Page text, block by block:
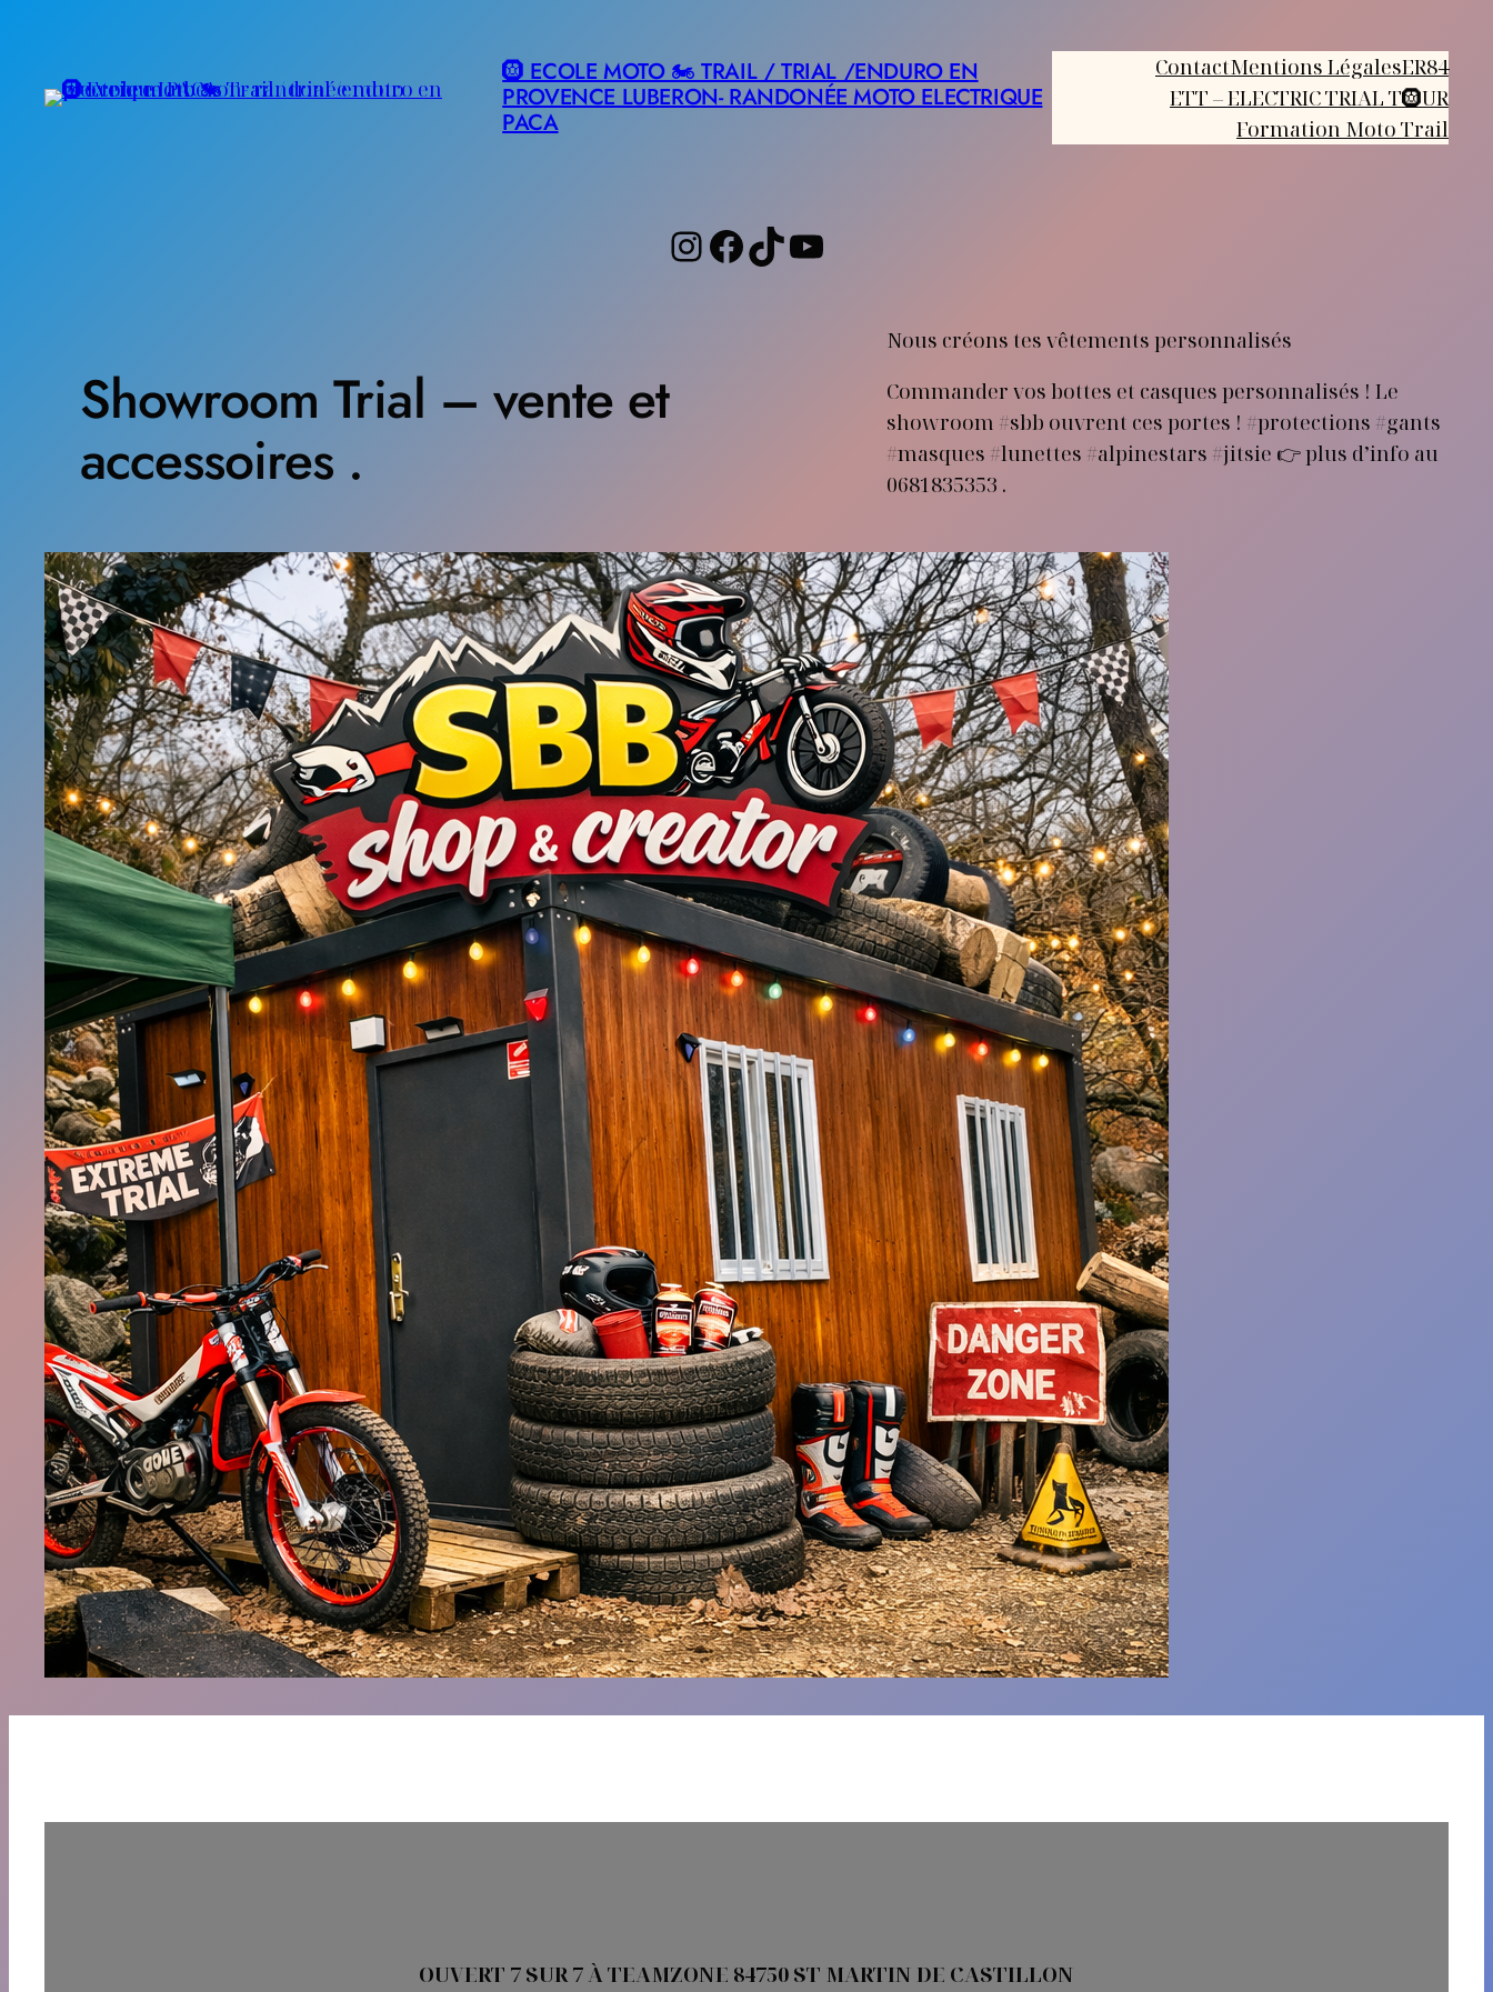
contenu
🛞 ECOLE MOTO 🏍️ TRAIL / TRIAL /ENDURO EN
PROVENCE LUBERON- RANDONÉE MOTO ELECTRIQUE
PACA
ContactMentions LégalesER84
ETT – ELECTRIC TRIAL T🛞UR
Formation Moto Trail
Instagram
Facebook
TikTok
YouTube
Showroom Trial – vente et
accessoires .
Nous créons tes vêtements personnalisés
Commander vos bottes et casques personnalisés ! Le
showroom #sbb ouvrent ces portes ! #protections #gants
#masques #lunettes #alpinestars #jitsie 👉 plus d’info au
0681835353 .
OUVERT 7 SUR 7 À TEAMZONE 84750 ST MARTIN DE CASTILLON